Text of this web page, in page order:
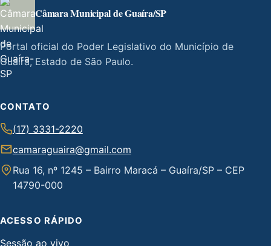
Câmara Municipal de Guaíra/SP
Portal oficial do Poder Legislativo do Município de
Guaíra, Estado de São Paulo.
CONTATO
(17) 3331-2220
camaraguaira@gmail.com
Rua 16, nº 1245 – Bairro Maracá – Guaíra/SP – CEP
14790-000
ACESSO RÁPIDO
Sessão ao vivo